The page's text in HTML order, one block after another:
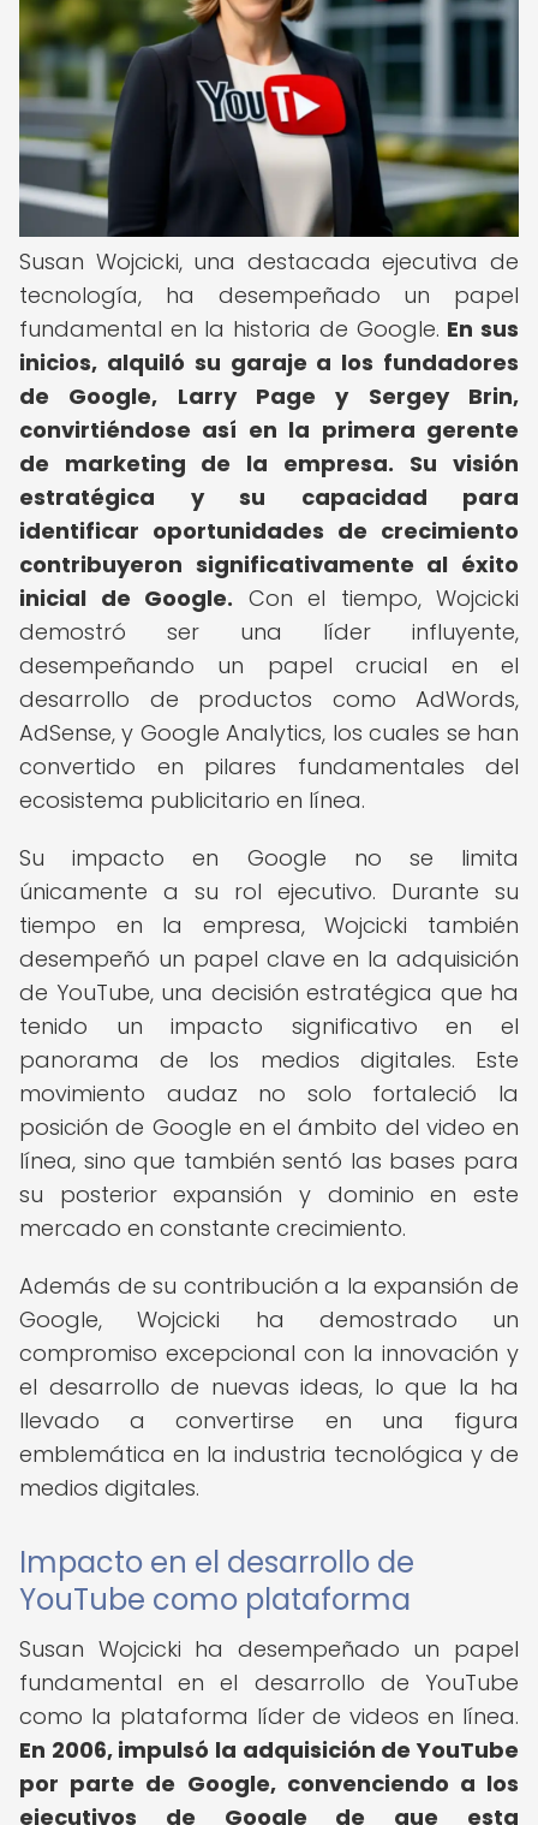
Susan Wojcicki, una destacada ejecutiva de
tecnología, ha desempeñado un papel
fundamental en la historia de Google. En sus
inicios, alquiló su garaje a los fundadores
de Google, Larry Page y Sergey Brin,
convirtiéndose así en la primera gerente
de marketing de la empresa. Su visión
estratégica y su capacidad para
identificar oportunidades de crecimiento
contribuyeron significativamente al éxito
inicial de Google. Con el tiempo, Wojcicki
demostró ser una líder influyente,
desempeñando un papel crucial en el
desarrollo de productos como AdWords,
AdSense, y Google Analytics, los cuales se han
convertido en pilares fundamentales del
ecosistema publicitario en línea.
Su impacto en Google no se limita
únicamente a su rol ejecutivo. Durante su
tiempo en la empresa, Wojcicki también
desempeñó un papel clave en la adquisición
de YouTube, una decisión estratégica que ha
tenido un impacto significativo en el
panorama de los medios digitales. Este
movimiento audaz no solo fortaleció la
posición de Google en el ámbito del video en
línea, sino que también sentó las bases para
su posterior expansión y dominio en este
mercado en constante crecimiento.
Además de su contribución a la expansión de
Google, Wojcicki ha demostrado un
compromiso excepcional con la innovación y
el desarrollo de nuevas ideas, lo que la ha
llevado a convertirse en una figura
emblemática en la industria tecnológica y de
medios digitales.
Impacto en el desarrollo de
YouTube como plataforma
Susan Wojcicki ha desempeñado un papel
fundamental en el desarrollo de YouTube
como la plataforma líder de videos en línea.
En 2006, impulsó la adquisición de YouTube
por parte de Google, convenciendo a los
ejecutivos de Google de que esta